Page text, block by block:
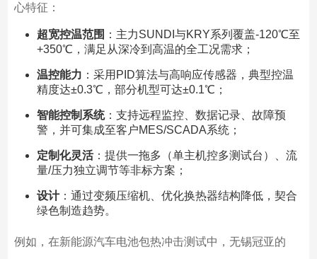
心特征：
超宽控温范围 ：主力SUNDI与KRY系列覆盖-120℃至
+350℃，满足从深冷到高温的全工况需求；
温控能力 ：采用PID算法与高响应传感器，典型控温
精度达±0.3℃，部分机型可达±0.1℃；
智能控制系统：支持远程监控、数据记录、故障预
警，并可集成至客户MES/SCADA系统；
定制化灵活：提供一拖多（单主机控多测试台）、流
量/压力独立调节等非标方案；
设计：通过变频压缩机、优化换热器结构降低，契合
绿色制造趋势。
例如，在新能源汽车电池包热冲击测试中，无锡冠亚的